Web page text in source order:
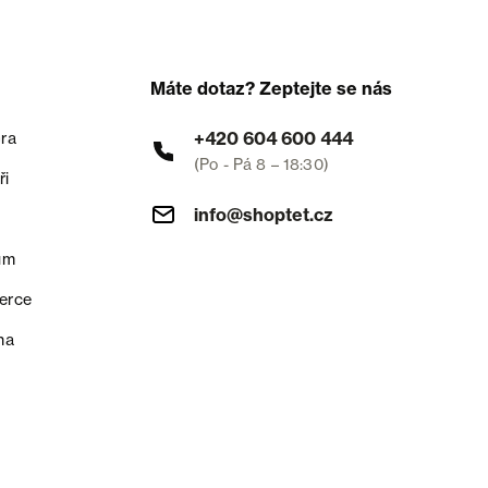
Máte dotaz? Zeptejte se nás
+420 604 600 444
(Po - Pá 8 – 18:30)
info@shoptet.cz